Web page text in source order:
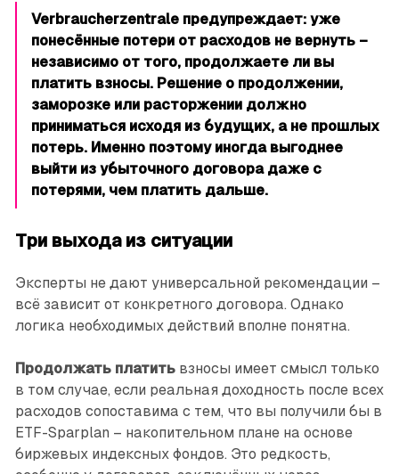
Verbraucherzentrale пре­дупреждает: уже
понесённые потери от расходов не вернуть –
независимо от того, продолжаете ли вы
платить взносы. Решение о продолжении,
заморозке или расторжении должно
приниматься исходя из будущих, а не прошлых
потерь. Именно поэтому иногда выгоднее
выйти из убыточного договора даже с
потерями, чем платить дальше.
Три выхода из ситуации
Эксперты не дают универсальной рекомендации –
всё зависит от конкретного договора. Однако
логика необходимых действий вполне понятна.
Продолжать платить взносы имеет смысл только
в том случае, если реальная доходность после всех
расходов сопоставима с тем, что вы получили бы в
ETF-Sparplan – накопительном плане на основе
биржевых индексных ­фондов. Это редкость,